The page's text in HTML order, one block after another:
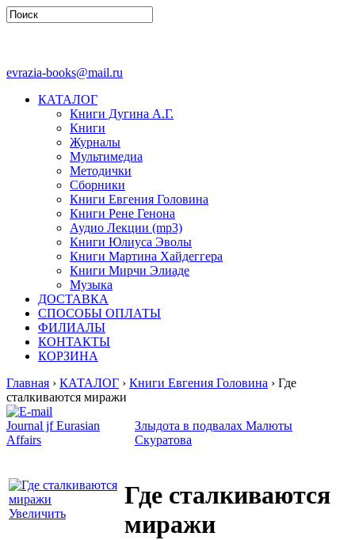
evrazia-books@mail.ru
КАТАЛОГ
Книги Дугина А.Г.
Книги
Журналы
Мультимедиа
Методички
Сборники
Книги Евгения Головина
Книги Рене Генона
Аудио Лекции (mp3)
Книги Юлиуса Эволы
Книги Мартина Хайдеггера
Книги Мирчи Элиаде
Музыка
ДОСТАВКА
СПОСОБЫ ОПЛАТЫ
ФИЛИАЛЫ
КОНТАКТЫ
КОРЗИНА
Главная › КАТАЛОГ › Книги Евгения Головина › Где
сталкиваются миражи
Journal jf Eurasian
Affairs
Злыдота в подвалах Малюты
Скуратова
Увеличить
Где сталкиваются
миражи